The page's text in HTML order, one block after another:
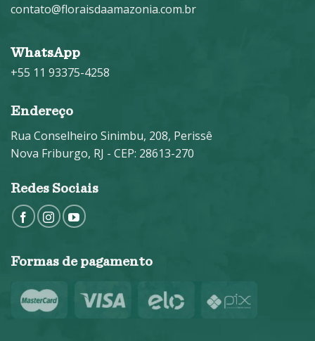
contato@floraisdaamazonia.com.br
WhatsApp
+55 11 93375-4258
Endereço
Rua Conselheiro Sinimbu, 208, Perissê
Nova Friburgo, RJ - CEP: 28613-270
Redes Sociais
Formas de pagamento